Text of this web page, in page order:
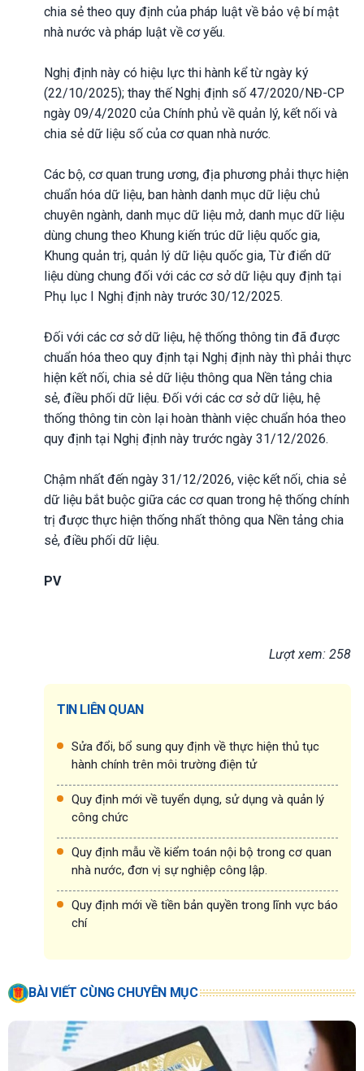
chia sẻ theo quy định của pháp luật về bảo vệ bí mật
nhà nước và pháp luật về cơ yếu.
Nghị định này có hiệu lực thi hành kể từ ngày ký
(22/10/2025); thay thế Nghị định số 47/2020/NĐ-CP
ngày 09/4/2020 của Chính phủ về quản lý, kết nối và
chia sẻ dữ liệu số của cơ quan nhà nước.
Các bộ, cơ quan trung ương, địa phương phải thực hiện
chuẩn hóa dữ liệu, ban hành danh mục dữ liệu chủ
chuyên ngành, danh mục dữ liệu mở, danh mục dữ liệu
dùng chung theo Khung kiến trúc dữ liệu quốc gia,
Khung quản trị, quản lý dữ liệu quốc gia, Từ điển dữ
liệu dùng chung đối với các cơ sở dữ liệu quy định tại
Phụ lục I Nghị định này trước 30/12/2025.
Đối với các cơ sở dữ liệu, hệ thống thông tin đã được
chuẩn hóa theo quy định tại Nghị định này thì phải thực
hiện kết nối, chia sẻ dữ liệu thông qua Nền tảng chia
sẻ, điều phối dữ liệu. Đối với các cơ sở dữ liệu, hệ
thống thông tin còn lại hoàn thành việc chuẩn hóa theo
quy định tại Nghị định này trước ngày 31/12/2026.
Chậm nhất đến ngày 31/12/2026, việc kết nối, chia sẻ
dữ liệu bắt buộc giữa các cơ quan trong hệ thống chính
trị được thực hiện thống nhất thông qua Nền tảng chia
sẻ, điều phối dữ liệu.
PV
Lượt xem: 258
TIN LIÊN QUAN
Sửa đổi, bổ sung quy định về thực hiện thủ tục
hành chính trên môi trường điện tử
Quy định mới về tuyển dụng, sử dụng và quản lý
công chức
Quy định mẫu về kiểm toán nội bộ trong cơ quan
nhà nước, đơn vị sự nghiệp công lập.
Quy định mới về tiền bản quyền trong lĩnh vực báo
chí
BÀI VIẾT CÙNG CHUYÊN MỤC